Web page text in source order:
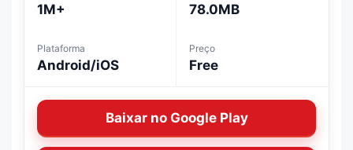
1M+ 78.0MB
Plataforma
Android/iOS
Preço
Free
Baixar no Google Play